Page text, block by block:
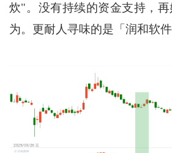
炊"。没有持续的资金支持，
为。更耐人寻味的是「润和软件